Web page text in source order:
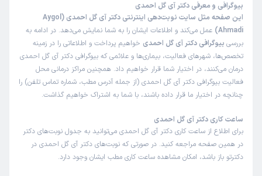
بیوگرافی و معرفی دکتر آی گل احمدی
این صفحه مثل سایت نوبت‌دهی اینترنتی دکتر آی گل احمدی (Aygol
Ahmadi) عمل می‌کند و اطلاعات ایشان را به شما نمایش می‌دهد. در ادامه به
بررسی بیوگرافی دکتر آی گل احمدی خواهیم پرداخت و اطلاعاتی را در زمینه
تخصص‌ها، شهرهای فعالیت، بیماری‌ها و علائمی که بیوگرافی دکتر آی گل احمدی
درمان می‌کنند، در اختیار شما قرار خواهیم داد. همچنین مراکز درمانی محل
فعالیت بیوگرافی دکتر آی گل احمدی (از جمله آدرس مطب، شماره تماس تلفن) را
چنانچه در اختیار ما قرار داده باشند، با شما به اشتراک خواهیم گذاشت.
ساعت کاری دکتر آی گل احمدی
برای اطلاع از ساعت کاری دکتر آی گل احمدی می‌توانید به جدول نوبت‌های دکتر
در همین صفحه مراجعه کنید. در صورتی که نوبت‌های دکتر آی گل احمدی در
دکترتو باز باشد، امکان مشاهده ساعت کاری مطب ایشان وجود دارد.